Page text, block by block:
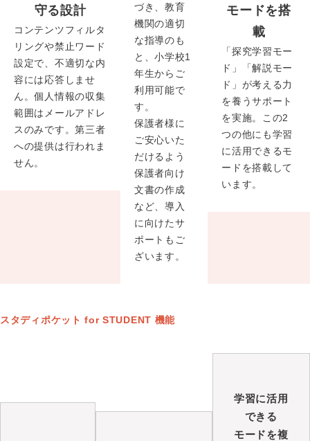
守る設計
コンテンツフィルタ
リングや禁止ワード
設定で、不適切な内
容には応答しませ
ん。個人情報の収集
範囲はメールアドレ
スのみです。第三者
への提供は行われま
せん。
づき、教育
機関の適切
な指導のも
と、小学校1
年生からご
利用可能で
す。
保護者様に
ご安心いた
だけるよう
保護者向け
文書の作成
など、導入
に向けたサ
ポートもご
ざいます。
モードを搭
載
「探究学習モー
ド」「解説モー
ド」が考える力
を養うサポート
を実施。この2
つの他にも学習
に活用できるモ
ードを搭載して
います。
スタディポケット for STUDENT 機能
学習に活用
できる
モードを複